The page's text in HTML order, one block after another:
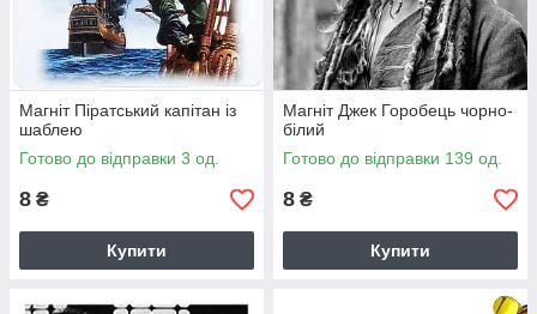
Магніт Піратський капітан із
шаблею
Готово до відправки 3 од.
8 ₴
Купити
Магніт Джек Горобець чорно-
білий
Готово до відправки 139 од.
8 ₴
Купити